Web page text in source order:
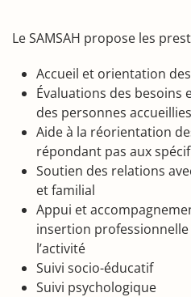
Le SAMSAH propose les
Accueil et orientation
Évaluations des besoins
des personnes accueillies
Aide à la réorientation
répondant pas aux
Soutien des relations
et familial
Appui et
insertion
l’activité
Suivi socio-éducatif
Suivi psychologique